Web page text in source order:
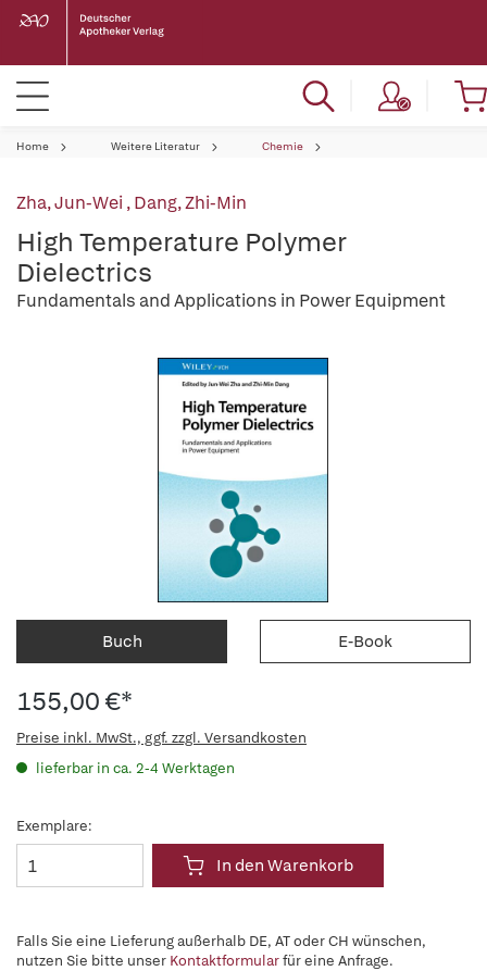
Home Weitere Literatur Chemie
Zha, Jun-Wei,Dang, Zhi-Min
High Temperature Polymer
Dielectrics
Fundamentals and Applications in Power Equipment
Buch E-Book
155,00 €*
Preise inkl. MwSt., ggf. zzgl. Versandkosten
lieferbar in ca. 2-4 Werktagen
Exemplare:
In den Warenkorb
Falls Sie eine Lieferung außerhalb DE, AT oder CH wünschen,
nutzen Sie bitte unser Kontaktformularfür eine Anfrage.